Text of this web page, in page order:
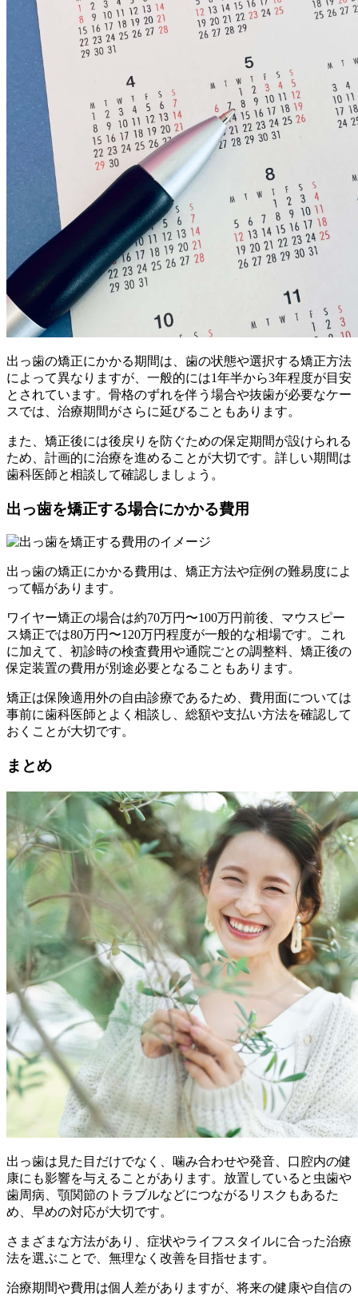
出っ歯の矯正にかかる期間は、歯の状態や選択する矯正方法
によって異なりますが、一般的には1年半から3年程度が目安
とされています。骨格のずれを伴う場合や抜歯が必要なケー
スでは、治療期間がさらに延びることもあります。
また、矯正後には後戻りを防ぐための保定期間が設けられる
ため、計画的に治療を進めることが大切です。詳しい期間は
歯科医師と相談して確認しましょう。
出っ歯を矯正する場合にかかる費用
出っ歯の矯正にかかる費用は、矯正方法や症例の難易度によ
って幅があります。
ワイヤー矯正の場合は約70万円〜100万円前後、マウスピー
ス矯正では80万円〜120万円程度が一般的な相場です。これ
に加えて、初診時の検査費用や通院ごとの調整料、矯正後の
保定装置の費用が別途必要となることもあります。
矯正は保険適用外の自由診療であるため、費用面については
事前に歯科医師とよく相談し、総額や支払い方法を確認して
おくことが大切です。
まとめ
出っ歯は見た目だけでなく、噛み合わせや発音、口腔内の健
康にも影響を与えることがあります。放置していると虫歯や
歯周病、顎関節のトラブルなどにつながるリスクもあるた
め、早めの対応が大切です。
さまざまな方法があり、症状やライフスタイルに合った治療
法を選ぶことで、無理なく改善を目指せます。
治療期間や費用は個人差がありますが、将来の健康や自信の